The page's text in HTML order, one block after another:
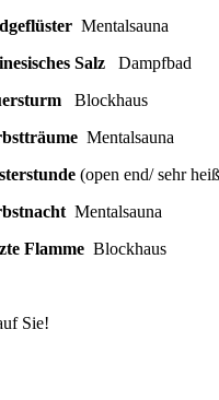
Mentalsauna
Salz Dampfbad
Blockhaus
Mentalsauna
(open end/ sehr
Mentalsauna
Flamme Blockhaus
Sie!